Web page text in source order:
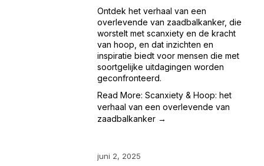
Ontdek het verhaal van een
overlevende van zaadbalkanker, die
worstelt met scanxiety en de kracht
van hoop, en dat inzichten en
inspiratie biedt voor mensen die met
soortgelijke uitdagingen worden
geconfronteerd.
Read More: Scanxiety & Hoop: het
verhaal van een overlevende van
zaadbalkanker →
juni 2, 2025